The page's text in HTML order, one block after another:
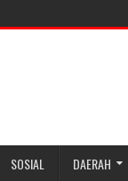
SOSIAL DAERAH